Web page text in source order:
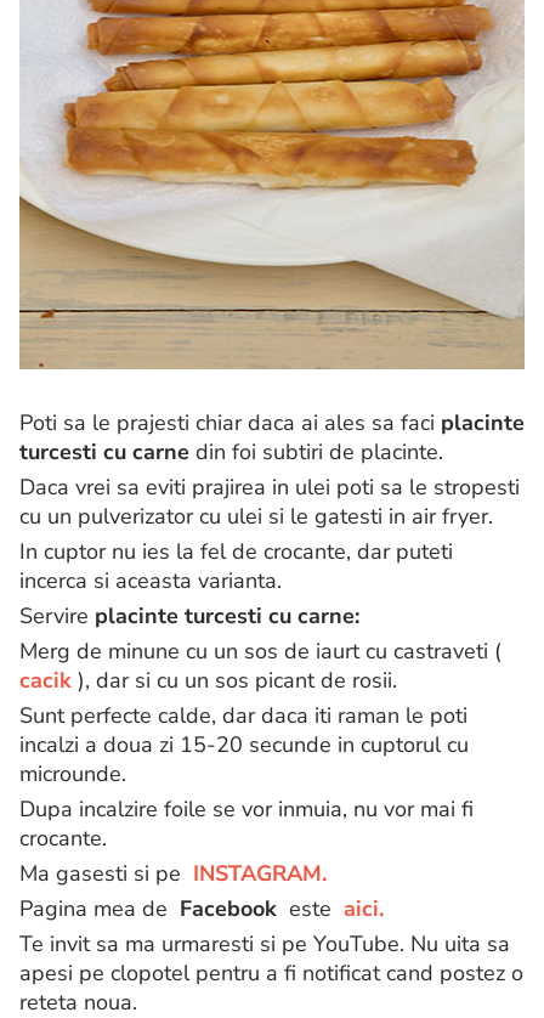
Poti sa le prajesti chiar daca ai ales sa faci placinte
turcesti cu carne din foi subtiri de placinte.
Daca vrei sa eviti prajirea in ulei poti sa le stropesti
cu un pulverizator cu ulei si le gatesti in air fryer.
In cuptor nu ies la fel de crocante, dar puteti
incerca si aceasta varianta.
Servire placinte turcesti cu carne:
Merg de minune cu un sos de iaurt cu castraveti (
cacik ), dar si cu un sos picant de rosii.
Sunt perfecte calde, dar daca iti raman le poti
incalzi a doua zi 15-20 secunde in cuptorul cu
microunde.
Dupa incalzire foile se vor inmuia, nu vor mai fi
crocante.
Ma gasesti si pe INSTAGRAM.
Pagina mea de Facebook este aici.
Te invit sa ma urmaresti si pe YouTube. Nu uita sa
apesi pe clopotel pentru a fi notificat cand postez o
reteta noua.